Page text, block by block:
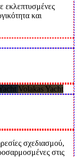
εκλεπτυσμένες
και
Volakas Yacht
σχεδιασμού,
στις